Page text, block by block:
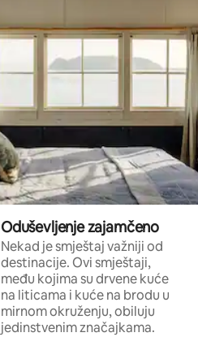
Oduševljenje zajamčeno
Nekad je smještaj važniji od
destinacije. Ovi smještaji,
među kojima su drvene kuće
na liticama i kuće na brodu u
mirnom okruženju, obiluju
jedinstvenim značajkama.